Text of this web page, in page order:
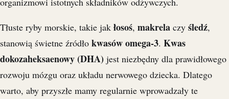
Tłuste ryby morskie, takie jak łosoś, makrela czy śledź,
stanowią świetne źródło kwasów omega-3. Kwas
dokozaheksaenowy (DHA) jest niezbędny dla prawidłowego
rozwoju mózgu oraz układu nerwowego dziecka. Dlatego
warto, aby przyszłe mamy regularnie wprowadzały te